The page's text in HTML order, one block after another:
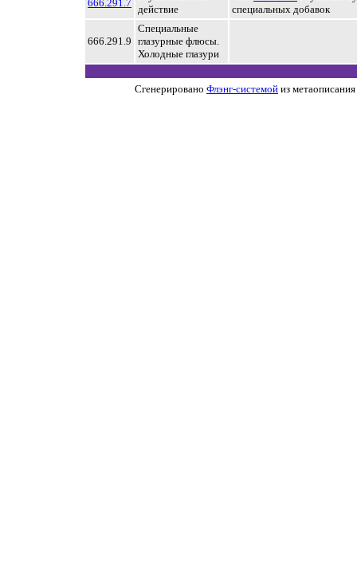
666.291.7
действие
специальных добавок
666.291.9
Специальные
глазурные флюсы.
Холодные глазури
Сгенерировано Флэнг-системой из